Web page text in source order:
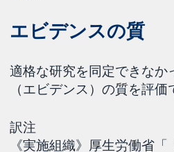
エビデンスの質
適格な研究を同定できなか
（エビデンス）の質を評価
訳注
《実施組織》厚生労働省